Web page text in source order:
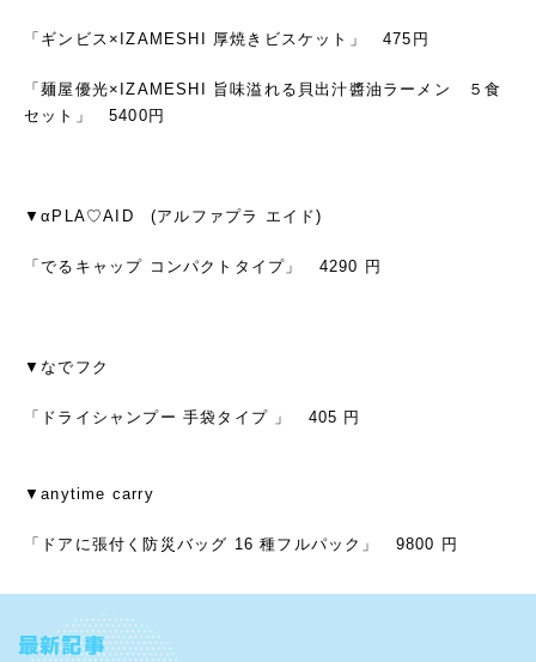
「ギンビス×IZAMESHI 厚焼きビスケット」 475円
「麺屋優光×IZAMESHI 旨味溢れる貝出汁醬油ラーメン ５食
セット」 5400円
▼αPLA♡AID (アルファプラ エイド)
「でるキャップ コンパクトタイプ」 4290 円
▼なでフク
「ドライシャンプー 手袋タイプ 」 405 円
▼anytime carry
「ドアに張付く防災バッグ 16 種フルパック」 9800 円
最新記事